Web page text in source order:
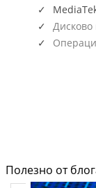
Дисково
Полезно от